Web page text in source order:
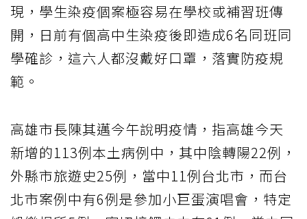
現，學生染疫個案極容易在學校或補習班傳
開，日前有個高中生染疫後即造成6名同班同
學確診，這六人都沒戴好口罩，落實防疫規
範。
高雄市長陳其邁今午說明疫情，指高雄今天
新增的113例本土病例中，其中陰轉陽22例，
外縣市旅遊史25例，當中11例台北市，而台
北市案例中有6例是參加小巨蛋演唱會，特定